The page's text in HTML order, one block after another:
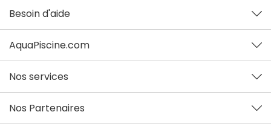
Besoin d'aide
AquaPiscine.com
Nos services
Nos Partenaires